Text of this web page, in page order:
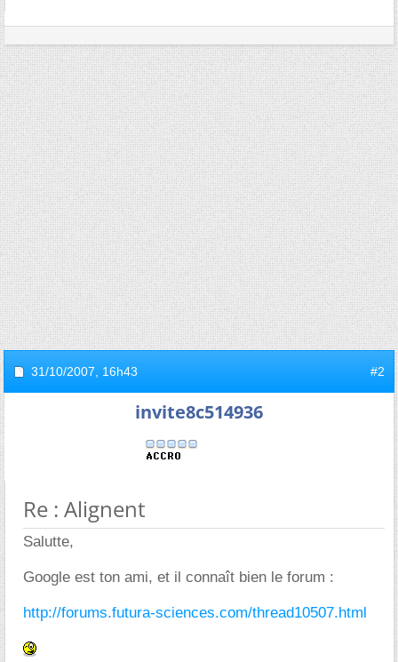
31/10/2007, 16h43 #2
invite8c514936
Re : Alignent
Salutte,
Google est ton ami, et il connaît bien le forum :
http://forums.futura-sciences.com/thread10507.html